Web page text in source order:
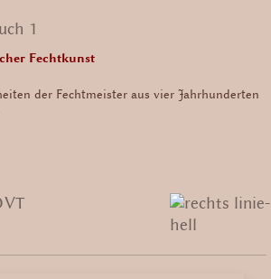
Fechtkunst
der Fechtmeister aus vier Jahrhunderten